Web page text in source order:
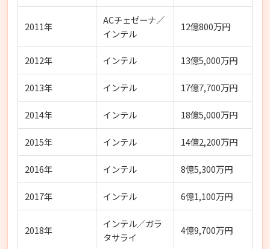
2011年
ACチェゼーナ／
インテル
12億800万円
2012年 インテル 13億5,000万円
2013年 インテル 17億7,700万円
2014年 インテル 18億5,000万円
2015年 インテル 14億2,200万円
2016年 インテル 8億5,300万円
2017年 インテル 6億1,100万円
2018年
インテル／ガラ
タサライ
4億9,700万円